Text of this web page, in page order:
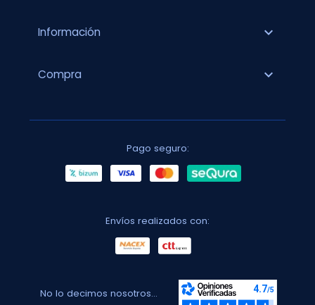
Información expand_more
Compra expand_more
Pago seguro:
Envíos realizados con:
No lo decimos nosotros...